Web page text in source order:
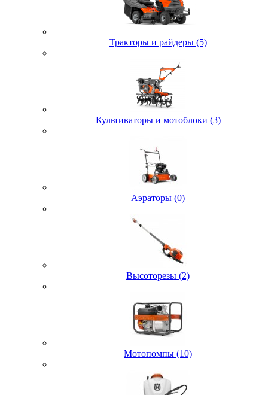
Тракторы и райдеры (5)
Культиваторы и мотоблоки (3)
Аэраторы (0)
Высоторезы (2)
Мотопомпы (10)